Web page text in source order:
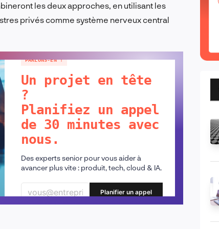
les deux approches, en utilisant les
privés comme système nerveux central
PARLONS-EN !
Un projet en tête
?
Planifiez un appel
de 30 minutes avec
nous.
Des experts senior pour vous aider à
avancer plus vite : produit, tech, cloud & IA.
Planifier un appel